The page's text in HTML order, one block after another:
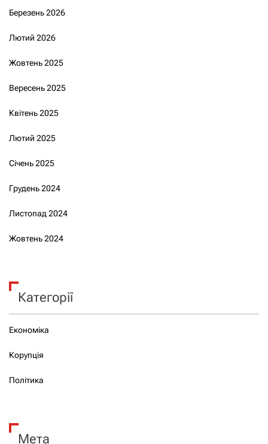
Березень 2026
Лютий 2026
Жовтень 2025
Вересень 2025
Квітень 2025
Лютий 2025
Січень 2025
Грудень 2024
Листопад 2024
Жовтень 2024
Категорії
Економіка
Корупція
Політика
Мета